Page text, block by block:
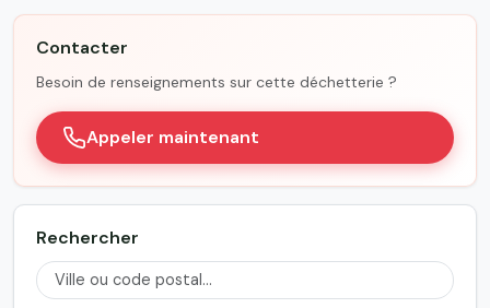
Contacter
Besoin de renseignements sur cette déchetterie ?
Appeler maintenant
Rechercher